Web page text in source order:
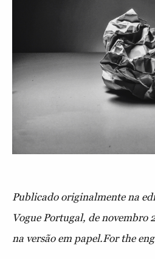
Publicado originalmente na
Vogue Portugal, de novembro
na versão em papel.For the